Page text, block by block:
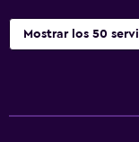
Mostrar los 50